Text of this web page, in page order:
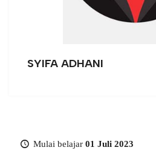
SYIFA ADHANI
Mulai belajar 01 Juli 2023